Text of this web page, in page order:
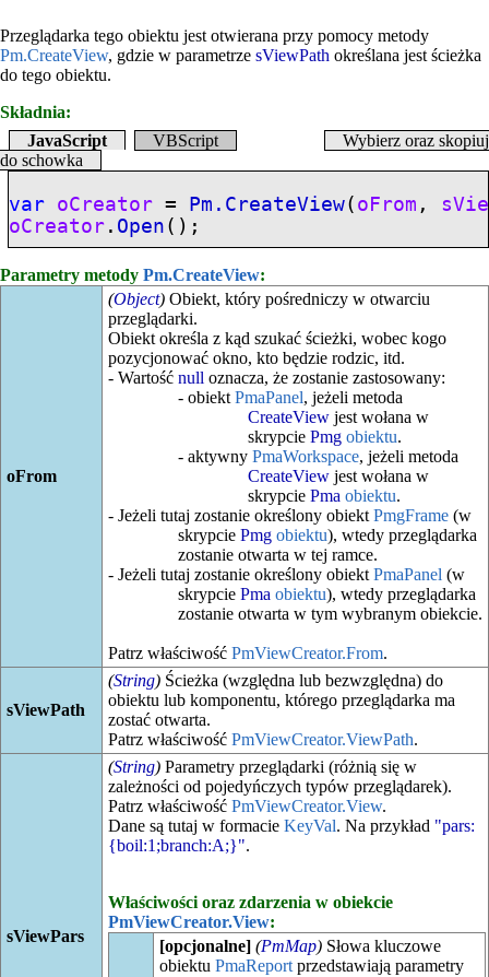
Przeglądarka tego obiektu jest otwierana przy pomocy metody
Pm.CreateView, gdzie w parametrze sViewPath określana jest ścieżka
do tego obiektu.
Składnia:
JavaScript
VBScript
Wybierz oraz skopiuj
do schowka
var oCreator = Pm.CreateView( oFrom ,
oCreator . Open ();
Parametry metody Pm.CreateView:
oFrom
(Object)Obiekt, który pośredniczy w otwarciu
przeglądarki.
Obiekt określa z kąd szukać ścieżki, wobec kogo
pozycjonować okno, kto będzie rodzic, itd.
- Wartość null oznacza, że zostanie zastosowany:
- obiekt PmaPanel, jeżeli metoda
CreateViewjest wołana w
skrypcie Pmgobiektu.
- aktywny PmaWorkspace, jeżeli metoda
CreateViewjest wołana w
skrypcie Pma obiektu.
- Jeżeli tutaj zostanie określony obiekt PmgFrame(w
skrypcie Pmgobiektu), wtedy przeglądarka
zostanie otwarta w tej ramce.
- Jeżeli tutaj zostanie określony obiekt PmaPanel (w
skrypcie Pma obiektu), wtedy przeglądarka
zostanie otwarta w tym wybranym obiekcie.
Patrz właściwość PmViewCreator.From.
sViewPath
(String)Ścieżka (względna lub bezwzględna) do
obiektu lub komponentu, którego przeglądarka ma
zostać otwarta.
Patrz właściwość PmViewCreator.ViewPath.
sViewPars
(String)Parametry przeglądarki (różnią się w
zależności od pojedyńczych typów przeglądarek).
Patrz właściwość PmViewCreator.View.
Dane są tutaj w formacie KeyVal. Na przykład "pars:
{boil:1;branch:A;}".
Właściwości oraz zdarzenia w obiekcie
PmViewCreator.View:
[opcjonalne] (PmMap)Słowa kluczowe
obiektu PmaReportprzedstawiają parametry